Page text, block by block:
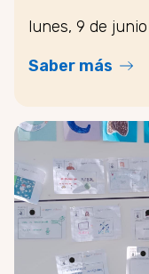
lunes, 9 de
Saber más